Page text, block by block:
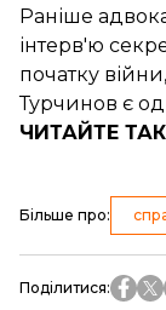
Раніше
інтерв'ю
початку
Турчинов є
ЧИТАЙТЕ
Більше про:
Поділитися: